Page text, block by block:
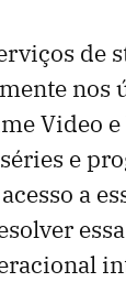
de
nos
Video
e
a